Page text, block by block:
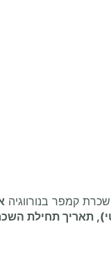
קמפר בנורווגיה
תאריך תחילת